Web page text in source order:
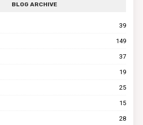
BLOG ARCHIVE
39
149
37
19
25
15
28